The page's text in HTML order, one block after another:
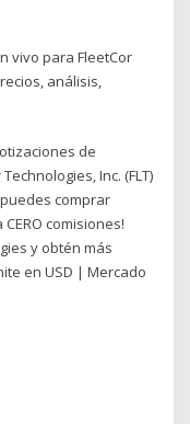
vivo para FleetCor
análisis,
de
Inc. (FLT)
puedes comprar
comisiones!
y obtén más
en USD | Mercado